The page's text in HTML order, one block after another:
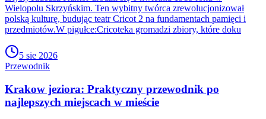
Wielopolu Skrzyńskim. Ten wybitny twórca zrewolucjonizował
polską kulturę, budując teatr Cricot 2 na fundamentach pamięci i
przedmiotów.W pigułce:Cricoteka gromadzi zbiory, które doku
5 sie 2026
Przewodnik
Krakow jeziora: Praktyczny przewodnik po
najlepszych miejscach w mieście